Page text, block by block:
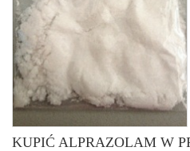
KUPIĆ ALPRAZOLAM W